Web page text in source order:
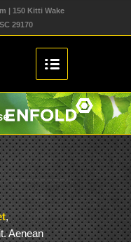
| 150 Kitti Wake
29170
,
Aenean